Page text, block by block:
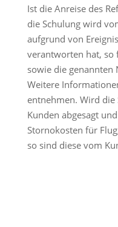
Ist die Anreise des
die Schulung wird
aufgrund von
verantworten hat, so
sowie die genannten
Weitere
entnehmen. Wird
Kunden abgesagt
Stornokosten für
so sind diese vom